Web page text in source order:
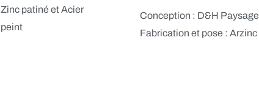
Zinc patiné et Acier
peint
Conception : D&H Paysage
Fabrication et pose : Arzinc